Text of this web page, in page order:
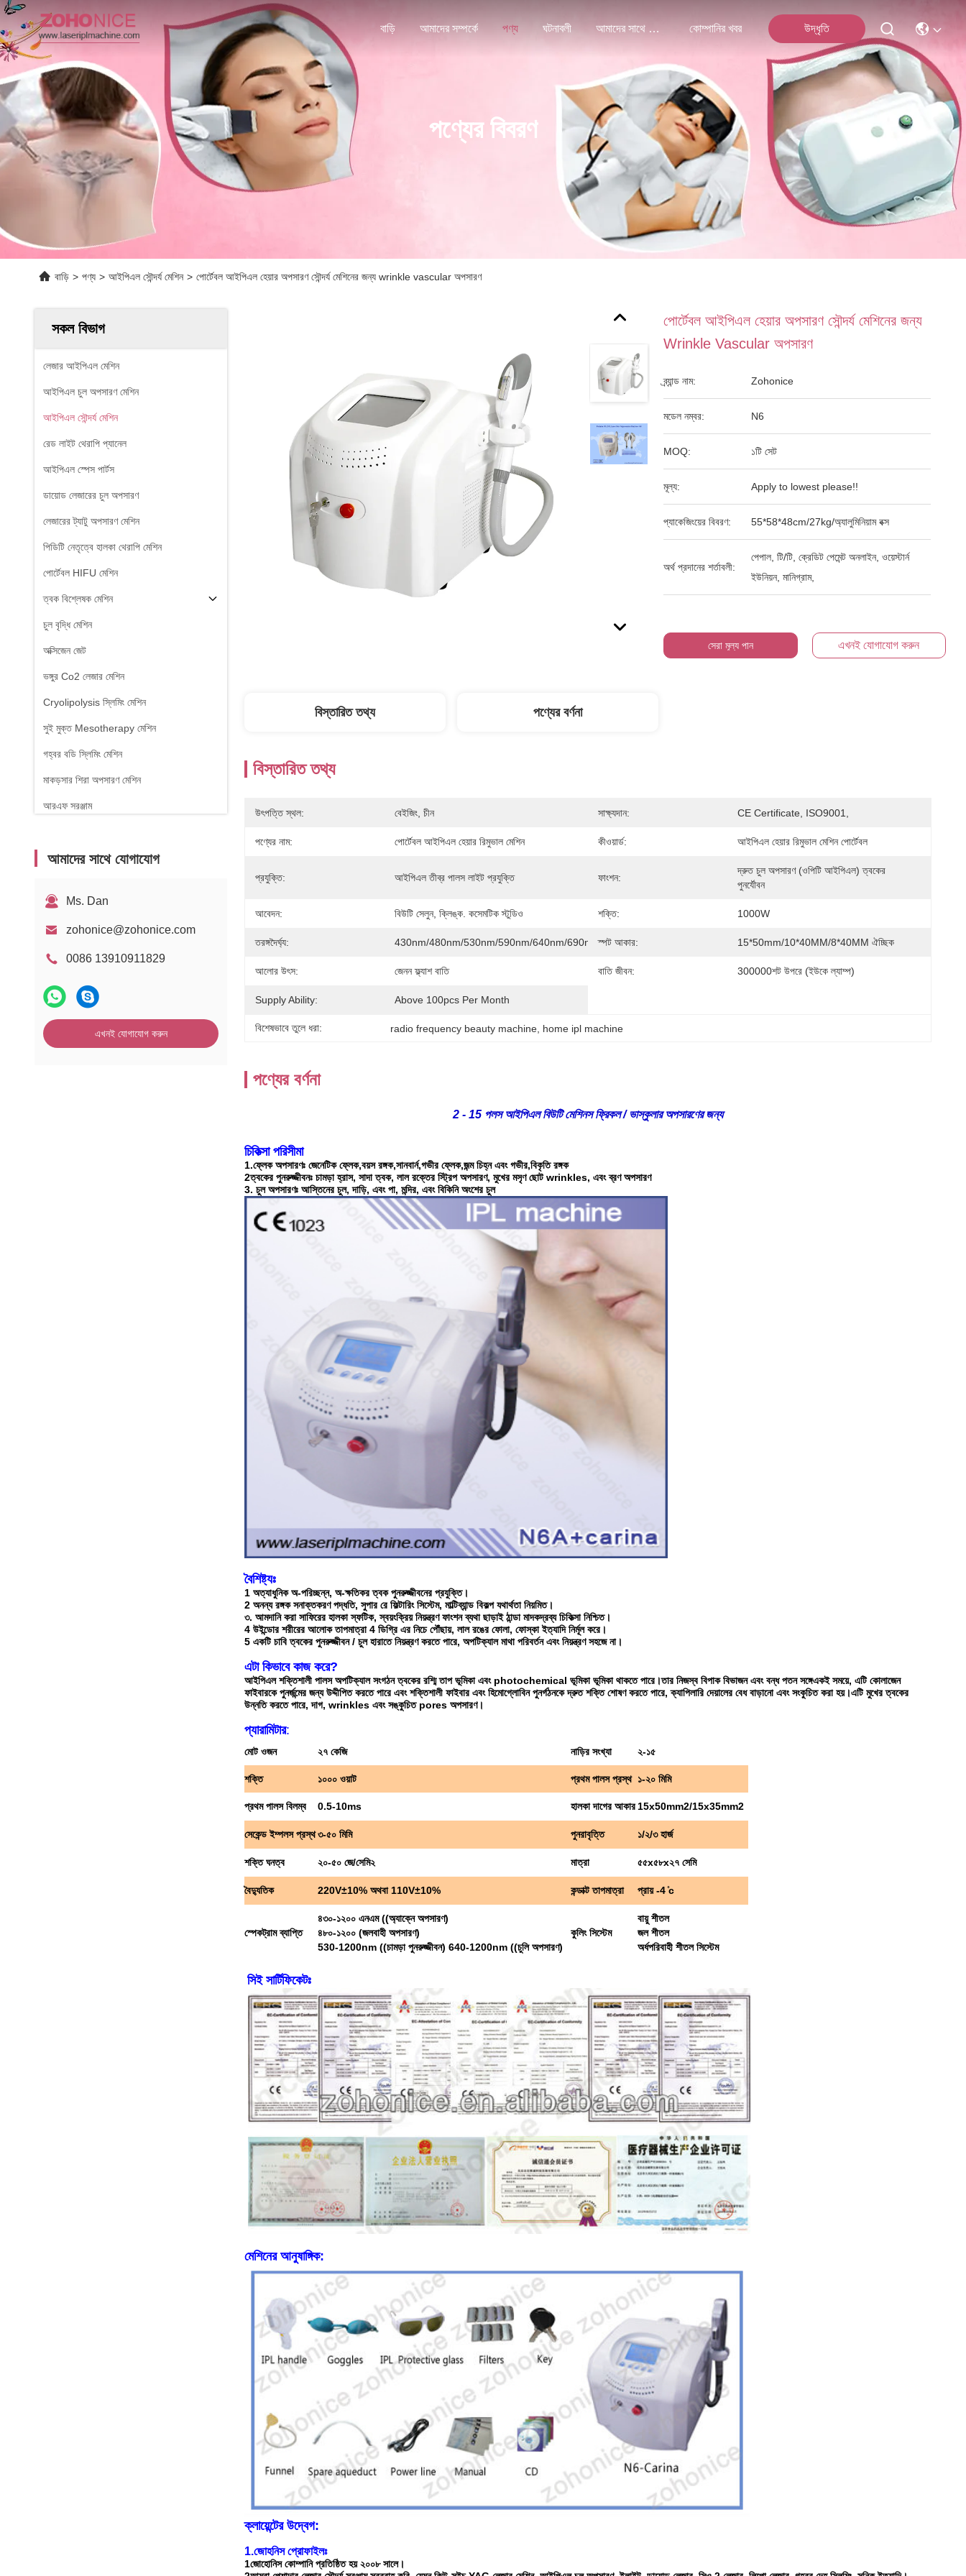
বাড়ি আমাদের সম্পর্কে পণ্য ঘটনাবলী আমাদের সাথে যোগাযোগ কোম্পানির খবর উদ্ধৃতি
পণ্যের বিবরণ
বাড়ি > পণ্য > আইপিএল সৌন্দর্য মেশিন > পোর্টেবল আইপিএল হেয়ার অপসারণ সৌন্দর্য মেশিনের জন্য wrinkle vascular অপসারণ
সকল বিভাগ
লেজার আইপিএল মেশিন
আইপিএল চুল অপসারণ মেশিন
আইপিএল সৌন্দর্য মেশিন
রেড লাইট থেরাপি প্যানেল
আইপিএল স্পেস পার্টস
ডায়োড লেজারের চুল অপসারণ
লেজারের ট্যাটু অপসারণ মেশিন
পিডিটি নেতৃত্বে হালকা থেরাপি মেশিন
পোর্টেবল HIFU মেশিন
ত্বক বিশ্লেষক মেশিন
চুল বৃদ্ধি মেশিন
অক্সিজেন জেট
ভঙ্গুর Co2 লেজার মেশিন
Cryolipolysis স্লিমিং মেশিন
সুই মুক্ত Mesotherapy মেশিন
গহ্বর বডি স্লিমিং মেশিন
মাকড়সার শিরা অপসারণ মেশিন
আরএফ সরঞ্জাম
১৪৭০ এনএম ডায়োড লেজার
আমাদের সাথে যোগাযোগ
Ms. Dan
zohonice@zohonice.com
0086 13910911829
এখনই যোগাযোগ করুন
পোর্টেবল আইপিএল হেয়ার অপসারণ সৌন্দর্য মেশিনের জন্য
Wrinkle Vascular অপসারণ
ব্র্যান্ড নাম: Zohonice
মডেল নম্বর: N6
MOQ: ১টি সেট
মূল্য: Apply to lowest please!!
প্যাকেজিংয়ের বিবরণ: 55*58*48cm/27kg/অ্যালুমিনিয়াম বক্স
অর্থ প্রদানের শর্তাবলী:
পেপাল, টি/টি, ক্রেডিট পেমেন্ট অনলাইন, ওয়েস্টার্ন
ইউনিয়ন, মানিগ্রাম,
সেরা মূল্য পান এখনই যোগাযোগ করুন
বিস্তারিত তথ্য পণ্যের বর্ণনা
বিস্তারিত তথ্য
উৎপত্তি স্থল: বেইজিং, চীন সাক্ষ্যদান: CE Certificate, ISO9001,
পণ্যের নাম: পোর্টেবল আইপিএল হেয়ার রিমুভাল মেশিন কীওয়ার্ড: আইপিএল হেয়ার রিমুভাল মেশিন পোর্টেবল
প্রযুক্তি: আইপিএল তীব্র পালস লাইট প্রযুক্তি ফাংশন:
দ্রুত চুল অপসারণ (ওপিটি আইপিএল) ত্বকের
পুনর্যৌবন
আবেদন: বিউটি সেলুন, ক্লিঙ্ক. কসেমটিক স্টুডিও শক্তি: 1000W
তরঙ্গদৈর্ঘ্য: 430nm/480nm/530nm/590nm/640nm/690nm/750nm
স্পট আকার: 15*50mm/10*40MM/8*40MM ঐচ্ছিক
আলোর উৎস: জেনন ফ্ল্যাশ বাতি বাতি জীবন: 300000শট উপরে (ইউকে ল্যাম্প)
Supply Ability: Above 100pcs Per Month
বিশেষভাবে তুলে ধরা: radio frequency beauty machine home ipl machine
পণ্যের বর্ণনা
2 - 15 পলস আইপিএল বিউটি মেশিনস ফ্রিকল / ভাস্কুলার অপসারণের জন্য
চিকিত্সা পরিসীমা
1.ফ্লেক অপসারণঃ জেনেটিক ফ্লেক,বয়স রঙ্গক,সানবার্ন,গভীর ফ্লেক,জন্ম চিহ্ন এবং গভীর,বিকৃতি রঙ্গক
2ত্বকের পুনরুজ্জীবনঃ চামড়া হ্রাস, সাদা ত্বক, লাল রক্তের স্ট্রিপ অপসারণ, মুখের মসৃণ ছোট wrinkles, এবং ব্রণ অপসারণ
3. চুল অপসারণঃ আস্তিনের চুল, দাড়ি, এবং পা, মন্দির, এবং বিকিনি অংশের চুল
বৈশিষ্ট্যঃ
1 অত্যাধুনিক অ-পরিচ্ছন্ন, অ-ক্ষতিকর ত্বক পুনরুজ্জীবনের প্রযুক্তি।
2 অনন্য রঙ্গক সনাক্তকরণ পদ্ধতি, সুপার রে ফিল্টারিং সিস্টেম, মাল্টিব্যান্ড বিকল্প যথার্থতা নিয়মিত।
৩. আমদানি করা সাফিরের হালকা স্ফটিক, স্বয়ংক্রিয় নিয়ন্ত্রণ ফাংশন ব্যথা ছাড়াই ঠান্ডা মাদকদ্রব্য চিকিত্সা নিশ্চিত।
4 উইন্ডোর শরীরের আলোক তাপমাত্রা 4 ডিগ্রি এর নিচে পৌঁছায়, লাল রঙের ফোলা, ফোস্কা ইত্যাদি নির্মূল করে।
5 একটি চাবি ত্বকের পুনরুজ্জীবন / চুল হারাতে নিয়ন্ত্রণ করতে পারে, অপটিক্যাল মাথা পরিবর্তন এবং নিয়ন্ত্রণ সহজে না।
এটা কিভাবে কাজ করে?
আইপিএল শক্তিশালী পালস অপটিক্যাল সংগঠন ত্বকের রশ্মি তাপ ভূমিকা এবং photochemical ভূমিকা ভূমিকা থাকতে পারে।তার নিজস্ব বিপাক বিভাজন এবং বন্ধ পতন সঙ্গেএকই সময়ে, এটি কোলাজেন
ফাইবারকে পুনর্জন্মের জন্য উদ্দীপিত করতে পারে এবং শক্তিশালী ফাইবার এবং হিমোগ্লোবিন পুনর্গঠনকে দ্রুত শক্তি শোষণ করতে পারে, ক্যাপিলারি দেয়ালের বেধ বাড়ানো এবং সংকুচিত করা হয়।এটি মুখের ত্বকের
উন্নতি করতে পারে, দাগ, wrinkles এবং সঙ্কুচিত pores অপসারণ।
প্যারামিটার:
মোট ওজন ২৭ কেজি নাড়ির সংখ্যা ২-১৫
শক্তি ১০০০ ওয়াট প্রথম পালস প্রস্থ ১-২০ মিমি
প্রথম পালস বিলম্ব 0.5-10ms হালকা দাগের আকার 15x50mm2/15x35mm2
সেকেন্ড ইম্পলস প্রস্থ৩-৫০ মিমি পুনরাবৃত্তি ১/২/৩ হার্জ
শক্তি ঘনত্ব ২০-৫০ জে/সেমি২ মাত্রা ৫৫x৫৮x২৭ সেমি
বৈদ্যুতিক 220V±10% অথবা 110V±10% কন্ডাক্ট তাপমাত্রা প্রায় -4 ̊c
স্পেকট্রাম ব্যাপ্তি
৪৩০-১২০০ এনএম ((অ্যাক্নে অপসারণ)
৪৮০-১২০০ (জলবাহী অপসারণ)
530-1200nm ((চামড়া পুনরুজ্জীবন) 640-1200nm ((চুলি অপসারণ)
কুলিং সিস্টেম
বায়ু শীতল
জল শীতল
অর্ধপরিবাহী শীতল সিস্টেম
সিই সার্টিফিকেটঃ
মেশিনের আনুষাঙ্গিক:
ক্লায়েন্টের উদ্বেগ:
1.জোহনিস প্রোফাইলঃ
1জোহোনিস কোম্পানি প্রতিষ্ঠিত হয় ২০০৮ সালে।